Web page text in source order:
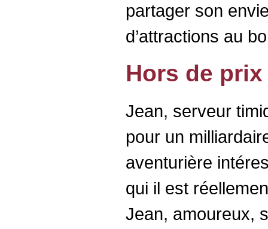
partager son
d’attractions au
Hors de
Jean, serveur
pour un
aventurière
qui il est
Jean, amoureux,